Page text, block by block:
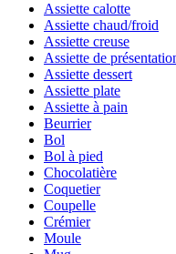
Assiette calotte
Assiette chaud/froid
Assiette creuse
Assiette de
Assiette dessert
Assiette plate
Assiette à pain
Beurrier
Bol
Bol à pied
Chocolatière
Coquetier
Coupelle
Crémier
Moule